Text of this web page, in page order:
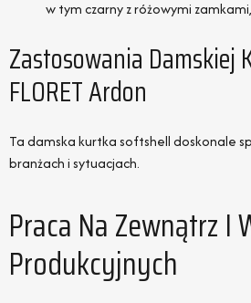
w tym czarny z różowymi
Zastosowania Damskiej
FLORET Ardon
Ta damska kurtka softshell doskonale
branżach i sytuacjach.
Praca Na Zewnątrz I
Produkcyjnych